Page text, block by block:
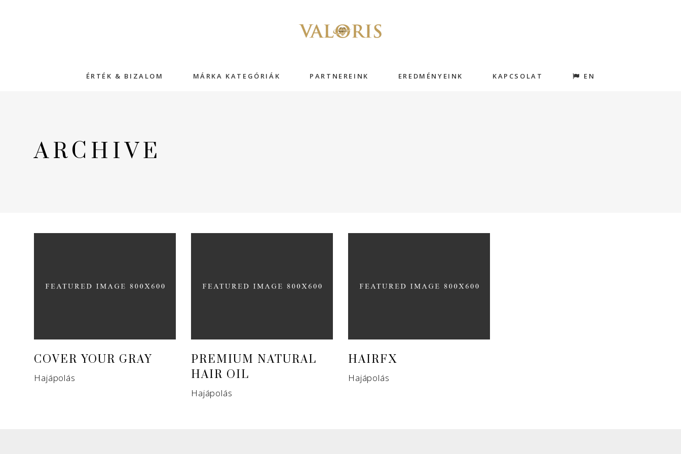
ÉRTÉK & BIZALOM MÁRKA KATEGÓRIÁK PARTNEREINK EREDMÉNYEINK KAPCSOLAT EN
ARCHIVE
COVER YOUR GRAY
Hajápolás
PREMIUM NATURAL
HAIR OIL
Hajápolás
HAIRFX
Hajápolás